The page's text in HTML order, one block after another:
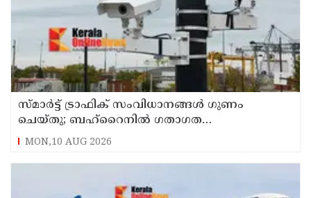
സ്മാര്‍ട്ട് ട്രാഫിക് സംവിധാനങ്ങള്‍ ഗുണം
ചെയ്തു; ബഹ്‌റൈനില്‍ ഗതാഗത
നിയമലംഘനങ്ങളും അപകടങ്ങളും കുറഞ്ഞു
MON,10 AUG 2026